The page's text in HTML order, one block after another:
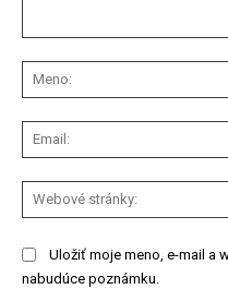
Uložiť moje meno, e-mail a
nabudúce poznámku.